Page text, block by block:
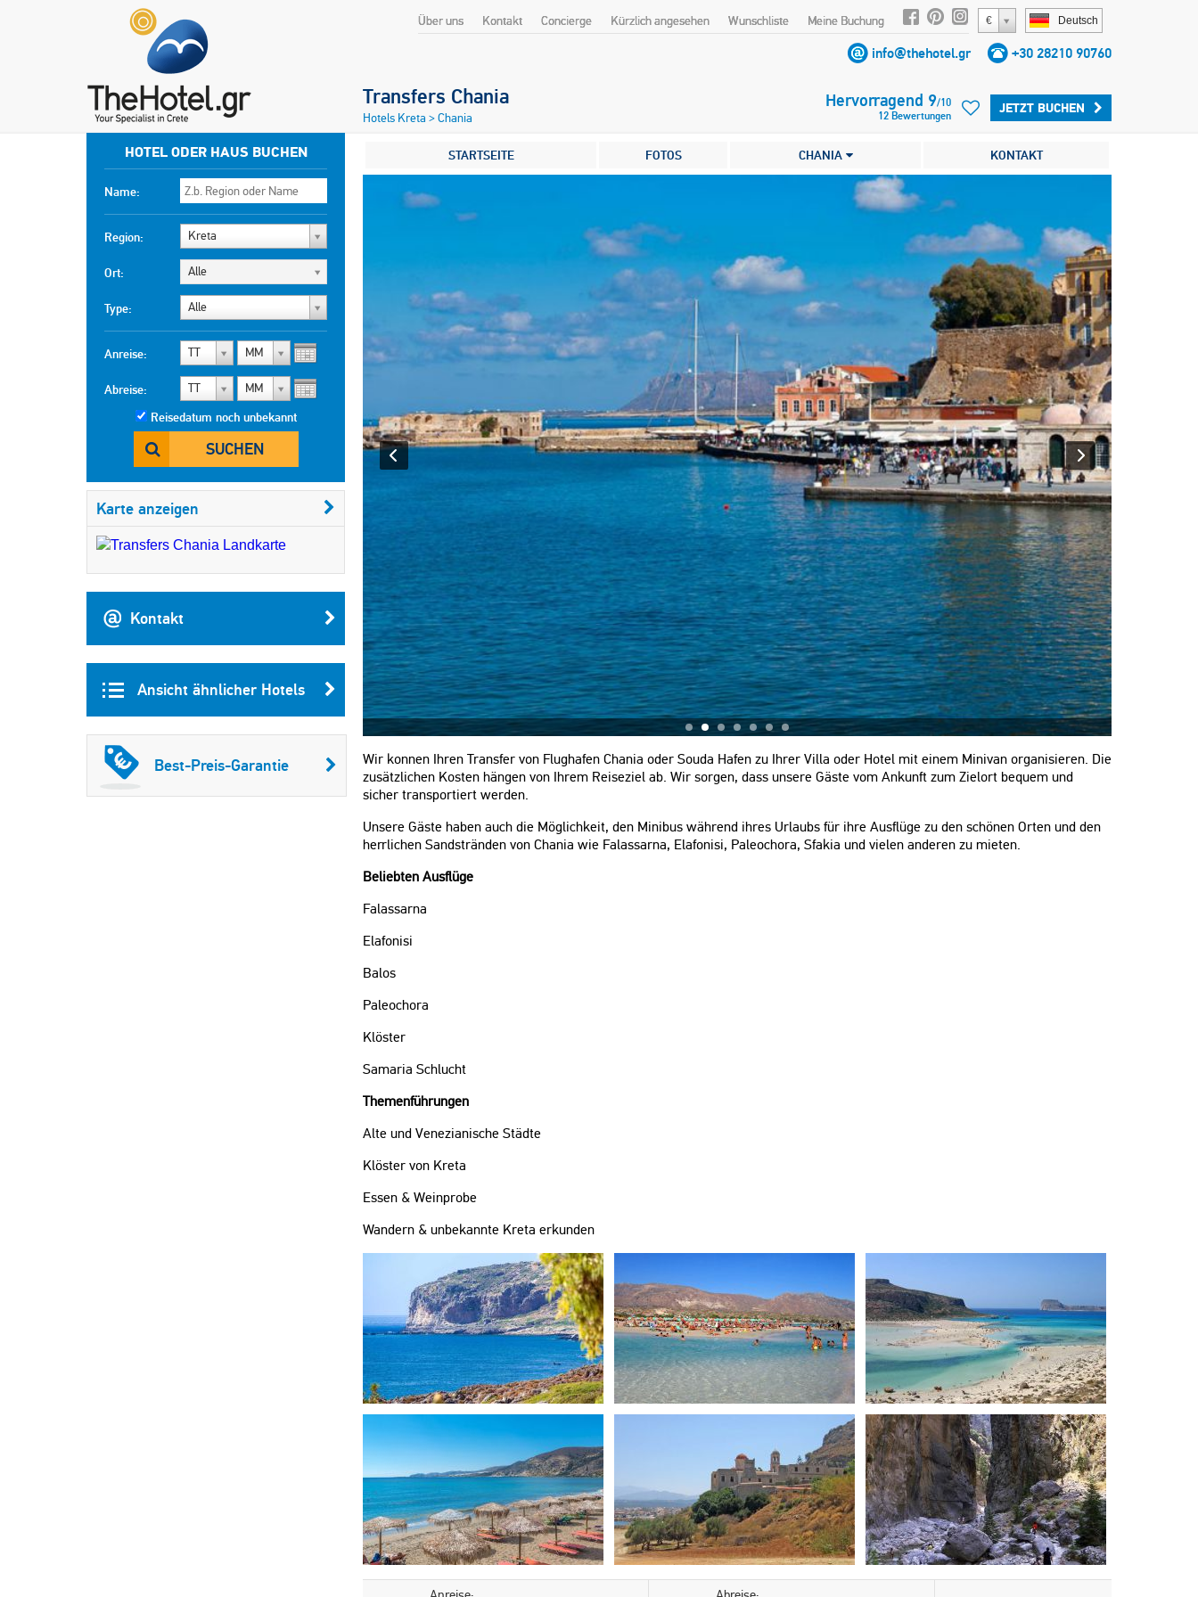
Deutsch
€
Über uns Kontakt Concierge Kürzlich angesehen Wunschliste Meine Buchung
info@thehotel.gr +30 28210 90760
HOTEL ODER HAUS BUCHEN
Name:
Region: Kreta
Ort: Alle
Type: Alle
Anreise: TT MM
Abreise: TT MM
Reisedatum noch unbekannt
SUCHEN
Karte anzeigen
Kontakt
Ansicht ähnlicher Hotels
Best-Preis-Garantie
Transfers Chania
Hotels Kreta >Chania
JETZT BUCHEN
Hervorragend 9/10
12 Bewertungen
STARTSEITE FOTOS CHANIA KONTAKT
Wir konnen Ihren Transfer von Flughafen Chania oder Souda Hafen zu Ihrer Villa oder Hotel mit einem Minivan organisieren. Die
zusätzlichen Kosten hängen von Ihrem Reiseziel ab. Wir sorgen, dass unsere Gäste vom Ankunft zum Zielort bequem und
sicher transportiert werden.
Unsere Gäste haben auch die Möglichkeit, den Minibus während ihres Urlaubs für ihre Ausflüge zu den schönen Orten und den
herrlichen Sandstränden von Chania wie Falassarna, Elafonisi, Paleochora, Sfakia und vielen anderen zu mieten.
Beliebten Ausflüge
Falassarna
Elafonisi
Balos
Paleochora
Klöster
Samaria Schlucht
Themenführungen
Alte und Venezianische Städte
Klöster von Kreta
Essen & Weinprobe
Wandern & unbekannte Kreta erkunden